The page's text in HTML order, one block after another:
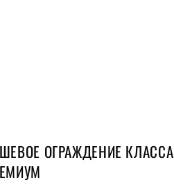
ОГРАЖДЕНИЕ КЛАССА